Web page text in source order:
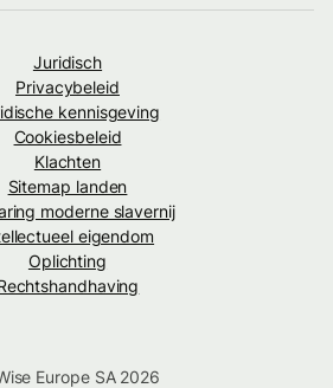
Juridisch
Privacybeleid
kennisgeving
Cookiesbeleid
Klachten
Sitemap landen
moderne slavernij
eigendom
Oplichting
Europe SA 2026